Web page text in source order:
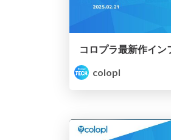
コロプラ最新作イン
colopl